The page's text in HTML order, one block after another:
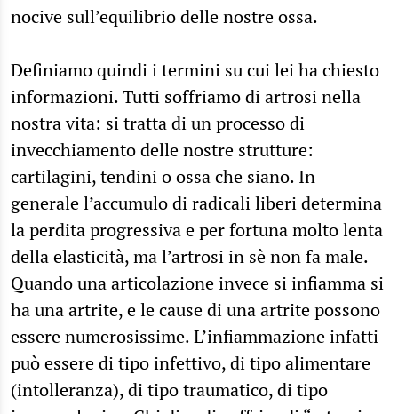
nocive sull’equilibrio delle nostre ossa.
Definiamo quindi i termini su cui lei ha chiesto
informazioni. Tutti soffriamo di artrosi nella
nostra vita: si tratta di un processo di
invecchiamento delle nostre strutture:
cartilagini, tendini o ossa che siano. In
generale l’accumulo di radicali liberi determina
la perdita progressiva e per fortuna molto lenta
della elasticità, ma l’artrosi in sè non fa male.
Quando una articolazione invece si infiamma si
ha una artrite, e le cause di una artrite possono
essere numerosissime. L’infiammazione infatti
può essere di tipo infettivo, di tipo alimentare
(intolleranza), di tipo traumatico, di tipo